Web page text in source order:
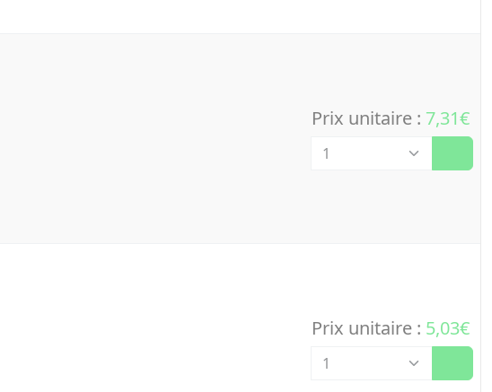
Prix unitaire : 7,31€
Prix unitaire : 5,03€